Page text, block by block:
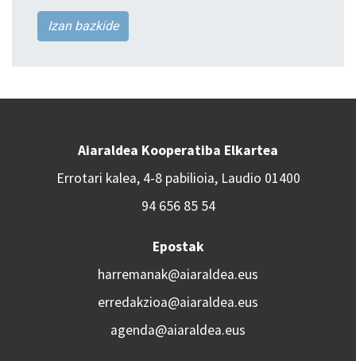
Izan bazkide
Aiaraldea Kooperatiba Elkartea
Errotari kalea, 4-8 pabilioia, Laudio 01400
94 656 85 54
Epostak
harremanak@aiaraldea.eus
erredakzioa@aiaraldea.eus
agenda@aiaraldea.eus